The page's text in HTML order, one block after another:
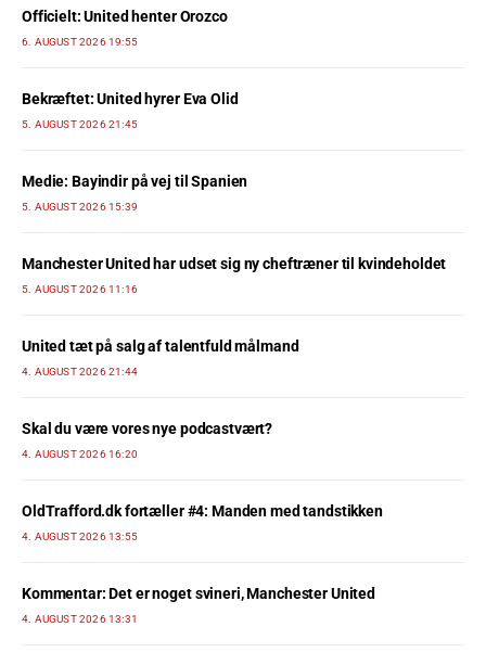
Officielt: United henter Orozco
6. AUGUST 2026 19:55
Bekræftet: United hyrer Eva Olid
5. AUGUST 2026 21:45
Medie: Bayindir på vej til Spanien
5. AUGUST 2026 15:39
Manchester United har udset sig ny cheftræner til kvindeholdet
5. AUGUST 2026 11:16
United tæt på salg af talentfuld målmand
4. AUGUST 2026 21:44
Skal du være vores nye podcastvært?
4. AUGUST 2026 16:20
OldTrafford.dk fortæller #4: Manden med tandstikken
4. AUGUST 2026 13:55
Kommentar: Det er noget svineri, Manchester United
4. AUGUST 2026 13:31